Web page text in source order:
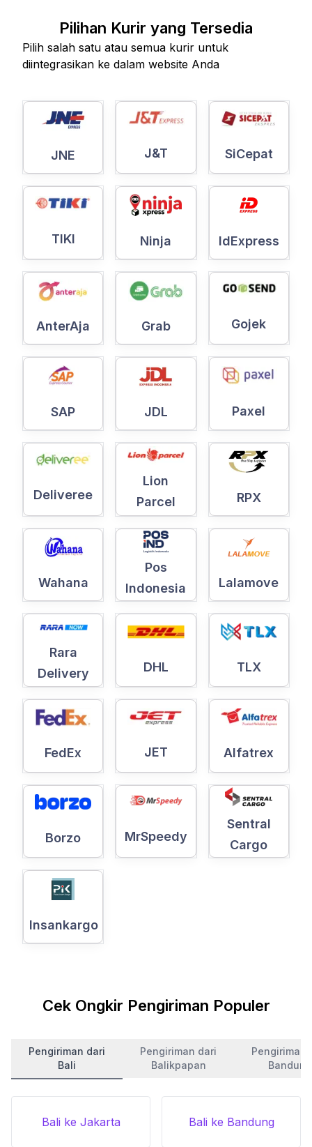
Pilihan Kurir yang Tersedia
Pilih salah satu atau semua kurir untuk
diintegrasikan ke dalam website Anda
JNE J&T SiCepat
TIKI Ninja IdExpress
AnterAja Grab Gojek
SAP JDL Paxel
Deliveree
Lion
Parcel
RPX
Wahana
Pos
Indonesia
Lalamove
Rara
Delivery
DHL TLX
FedEx JET Alfatrex
Borzo MrSpeedy
Sentral
Cargo
Insankargo
Cek Ongkir Pengiriman Populer
Pengiriman dari
Bali
Pengiriman dari
Balikpapan
Pengiriman
Bandung
Bali ke Jakarta Bali ke Bandung